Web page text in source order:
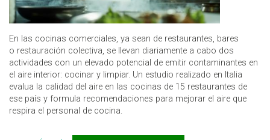
En las cocinas comerciales, ya sean de restaurantes, bares
o restauración colectiva, se llevan diariamente a cabo dos
actividades con un elevado potencial de emitir contaminantes en
el aire interior: cocinar y limpiar. Un estudio realizado en Italia
evalua la calidad del aire en las cocinas de 15 restaurantes de
ese país y formula recomendaciones para mejorar el aire que
respira el personal de cocina.